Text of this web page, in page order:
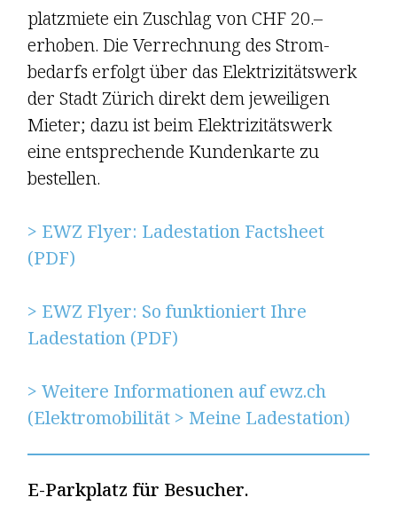
platz­miete ein Zuschlag vonCHF 20.–
erhoben. Die Ver­rech­nung des Strom­
bedarfs erfolgt über das Elek­t­ri­zi­täts­werk
der Stadt Zürich direkt dem jeweiligen
Mieter; dazu ist beim Elek­t­ri­zi­täts­werk
eine ent­spre­chende Kunden­karte zu
bestellen.
> EWZ Flyer: Ladestation Factsheet
(PDF)
> EWZ Flyer: So funktioniert Ihre
Ladestation (PDF)
> Weitere Informationen auf ewz.ch
(Elektromobilität > Meine Ladestation)
E-Parkplatz für Besucher.